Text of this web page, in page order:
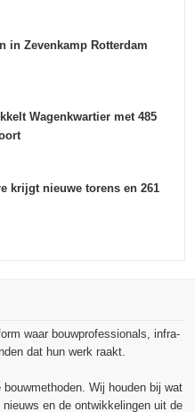
in Zevenkamp Rotterdam
Wagenkwartier met 485
krijgt nieuwe torens en 261
waar bouwprofessionals, infra-
dat hun werk raakt.
Wij houden bij wat
en de ontwikkelingen uit de